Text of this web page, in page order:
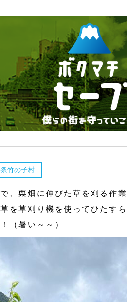
竹の子村
、栗畑に伸びた草を刈る作
を草刈り機を使ってひたすら
（暑い～～）